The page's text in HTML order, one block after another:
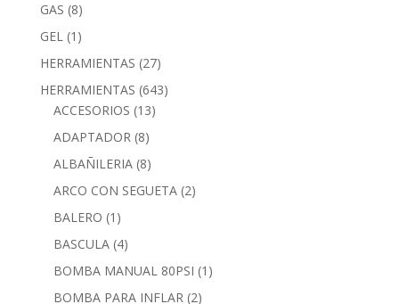
GAS (8)
GEL (1)
HERRAMIENTAS (27)
HERRAMIENTAS (643)
ACCESORIOS (13)
ADAPTADOR (8)
ALBAÑILERIA (8)
ARCO CON SEGUETA (2)
BALERO (1)
BASCULA (4)
BOMBA MANUAL 80PSI (1)
BOMBA PARA INFLAR (2)